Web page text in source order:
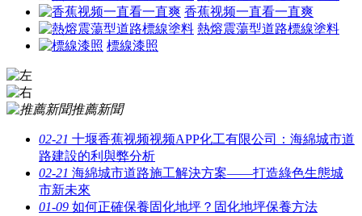
香蕉视频一直看一直爽
熱熔震蕩型道路標線塗料
標線漆照
推薦新聞
02-21 十堰香蕉视频视频APP化工有限公司：海綿城市道
路建設的利與弊分析
02-21 海綿城市道路施工解決方案——打造綠色生態城
市新未來
01-09 如何正確保養固化地坪？固化地坪保養方法